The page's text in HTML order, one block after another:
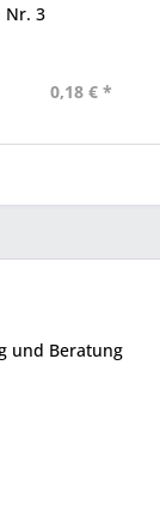
Nr. 3
0,18 € *
und Beratung